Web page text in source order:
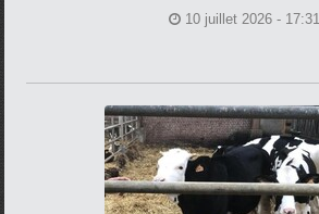
10 juillet 2026 - 17:31